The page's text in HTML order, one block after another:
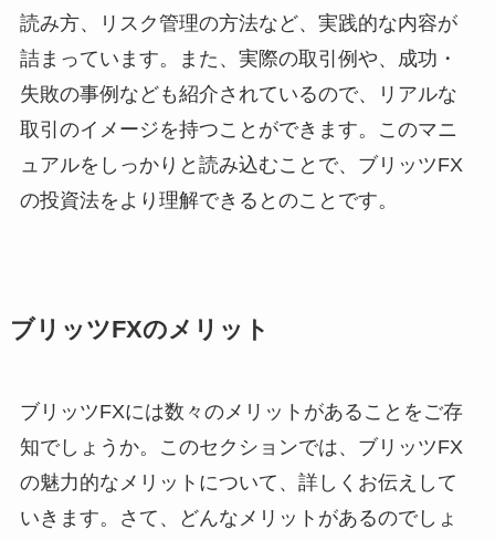
読み方、リスク管理の方法など、実践的な内容が
詰まっています。また、実際の取引例や、成功・
失敗の事例なども紹介されているので、リアルな
取引のイメージを持つことができます。このマニ
ュアルをしっかりと読み込むことで、ブリッツFX
の投資法をより理解できるとのことです。
ブリッツFXのメリット
ブリッツFXには数々のメリットがあることをご存
知でしょうか。このセクションでは、ブリッツFX
の魅力的なメリットについて、詳しくお伝えして
いきます。さて、どんなメリットがあるのでしょ